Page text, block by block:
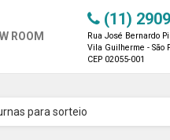
ROOM
(11)
Rua José Bernardo
Vila Guilherme - São
CEP 02055-001
para sorteio